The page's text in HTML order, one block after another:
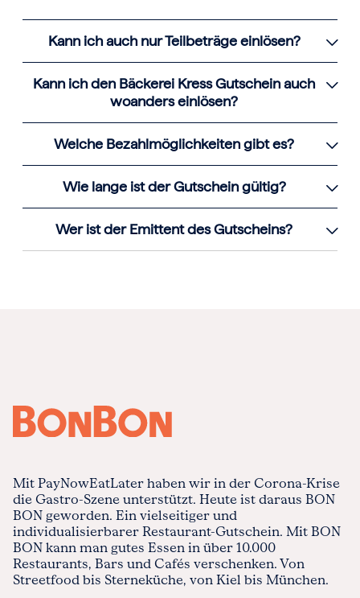
Kann ich auch nur Teilbeträge einlösen?
Kann ich den Bäckerei Kress Gutschein auch
woanders einlösen?
Welche Bezahlmöglichkeiten gibt es?
Wie lange ist der Gutschein gültig?
Wer ist der Emittent des Gutscheins?
Mit PayNowEatLater haben wir in der Corona-Krise
die Gastro-Szene unterstützt. Heute ist daraus BON
BON geworden. Ein vielseitiger und
individualisierbarer Restaurant-Gutschein. Mit BON
BON kann man gutes Essen in über 10.000
Restaurants, Bars und Cafés verschenken. Von
Streetfood bis Sterneküche, von Kiel bis München.